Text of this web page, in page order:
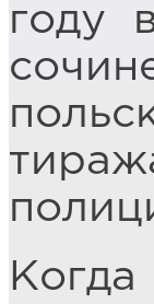
году